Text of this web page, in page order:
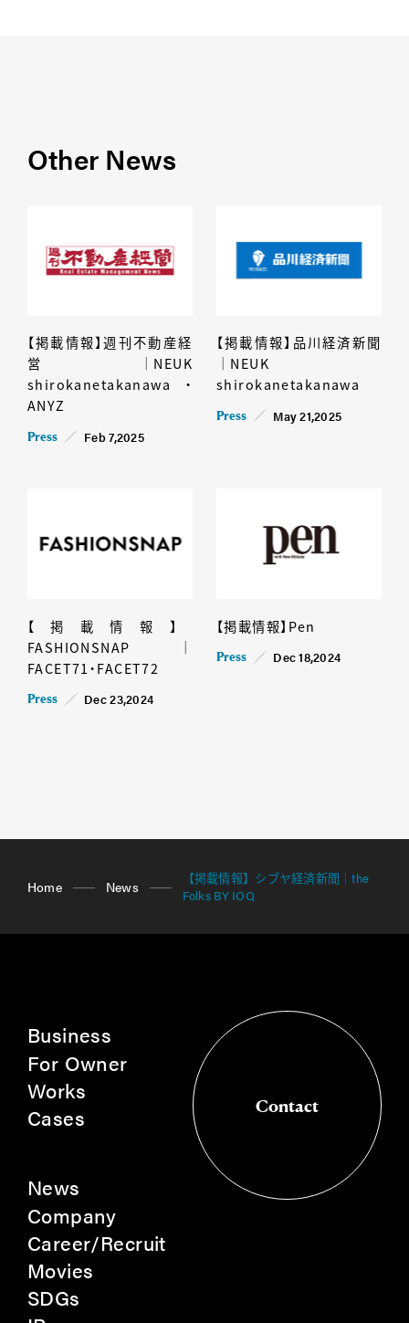
Other News
【掲載情報】週刊不動産経
営│NEUK
shirokanetakanawa・
ANYZ
Press Feb 7,2025
【掲載情報】品川経済新聞
│NEUK
shirokanetakanawa
Press May 21,2025
【掲載情報】
FASHIONSNAP｜
FACET71・FACET72
Press Dec 23,2024
【掲載情報】Pen
Press Dec 18,2024
Home News
【掲載情報】シブヤ経済新聞｜the
Folks BY IOQ
Business
For Owner
Works
Cases
News
Company
Career/Recruit
Movies
SDGs
Contact